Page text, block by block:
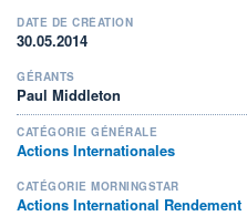
DATE DE CRÉATION
30.05.2014
GÉRANTS
Paul Middleton
CATÉGORIE GÉNÉRALE
Actions Internationales
CATÉGORIE MORNINGSTAR
Actions International Rendement